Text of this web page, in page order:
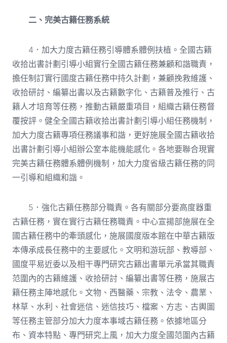
二、完美古籍任務系統
4．加大力度古籍任務引導體系體例扶植。全國古籍
收拾出書計劃引導小組實行全國古籍任務兼顧和諧職責，
擔任制訂實行國度古籍任務中持久計劃，兼顧挽救維護、
收拾研討、編纂出書以及古籍數字化、古籍普及推行、古
籍人才培育等任務，推動古籍嚴重項目，組織古籍任務督
覆按評。健全全國古籍收拾出書計劃引導小組任務機制，
加大力度古籍專項任務議事和諧，更好施展全國古籍收拾
出書計劃引導小組辦公室本能機能感化。各地要聯合現實
完美古籍任務體系體例機制，加大力度省級古籍任務的同
一引導和組織和諧。
5．強化古籍任務部分職責。各有關部分要高度器重
古籍任務，實在實行古籍任務職責。中心宣揚部施展在全
國古籍任務中的牽頭感化，施展國度版本館在中華古籍版
本傳承成長任務中的主要感化。文明和游玩部、教導部、
國度平易近委以及相干專門研究古籍出書單元承當其職責
范圍內的古籍維護、收拾研討、編纂出書等任務，施展古
籍任務主陣地感化。文物、西醫藥、宗教、法令、農業、
林草、水利、社會迷信、迷信技巧、檔案、方志、古輿圖
等任務主管部分加大力度本事域古籍任務。依據地區分
布、資本特點、專門研究上風，加大力度全國范圍內古籍